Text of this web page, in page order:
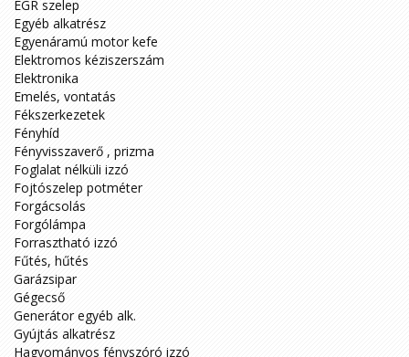
EGR szelep
Egyéb alkatrész
Egyenáramú motor kefe
Elektromos kéziszerszám
Elektronika
Emelés, vontatás
Fékszerkezetek
Fényhíd
Fényvisszaverő , prizma
Foglalat nélküli izzó
Fojtószelep potméter
Forgácsolás
Forgólámpa
Forrasztható izzó
Fűtés, hűtés
Garázsipar
Gégecső
Generátor egyéb alk.
Gyújtás alkatrész
Hagyományos fényszóró izzó